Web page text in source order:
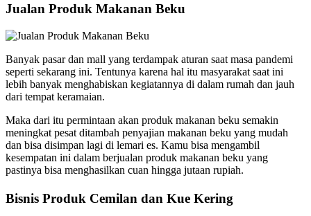
Jualan Produk Makanan Beku
Banyak pasar dan mall yang terdampak aturan saat masa pandemi
seperti sekarang ini. Tentunya karena hal itu masyarakat saat ini
lebih banyak menghabiskan kegiatannya di dalam rumah dan jauh
dari tempat keramaian.
Maka dari itu permintaan akan produk makanan beku semakin
meningkat pesat ditambah penyajian makanan beku yang mudah
dan bisa disimpan lagi di lemari es. Kamu bisa mengambil
kesempatan ini dalam berjualan produk makanan beku yang
pastinya bisa menghasilkan cuan hingga jutaan rupiah.
Bisnis Produk Cemilan dan Kue Kering